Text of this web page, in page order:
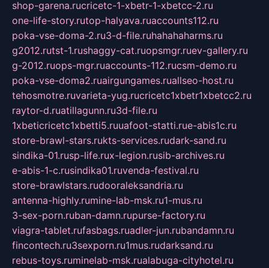
shop-garena.rucricetc-1-xbetr-1-xbetcc-2.ru
one-life-story.rutop-halyava.ruaccounts112.ru
poka-vse-doma-2.ru3-d-file.ruhahahaharms.ru
g2012.rutst-1.rushaggy-cat.ruopsmgr.ruev-gallery.ru
g-2012.ruops-mgr.ruaccounts-112.rucsm-demo.ru
poka-vse-doma2.ruairgungames.ruallseo-host.ru
tehosmotre.ruvarieta-yug.rucricetc1xbetr1xbetcc2.ru
raytor-d.ruatillagunn.ru3d-file.ru
1xbeticricetc1xbetti5.ruuafoot-statti.rue-abis1c.ru
store-brawl-stars.rukts-services.rudark-sand.ru
sindika-01.rusp-life.rux-legion.rusib-archives.ru
e-abis-1-c.rusindika01.ruvenda-festival.ru
store-brawlstars.rudooraleksandria.ru
antenna-highly.rumine-lab-msk.ru1-mus.ru
3-sex-porn.ruban-damn.rupurse-factory.ru
viagra-tablet.rufasbags.ruadler-jun.rubandamn.ru
fincontech.ru3sexporn.ru1mus.rudarksand.ru
rebus-toys.ruminelab-msk.rualabuga-cityhotel.ru